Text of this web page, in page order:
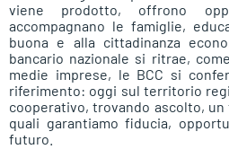
viene prodotto, offrono
accompagnano le famiglie,
buona e alla cittadinanza
bancario nazionale si ritrae,
medie imprese, le BCC si
riferimento: oggi sul territorio
cooperativo, trovando ascolto,
quali garantiamo fiducia,
futuro.